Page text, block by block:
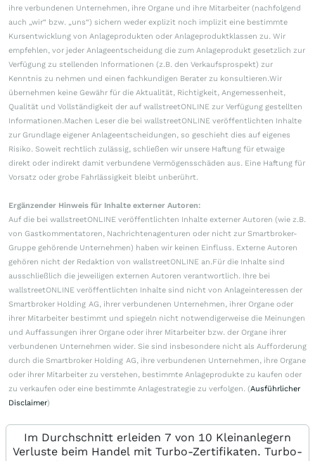
ihre verbundenen Unternehmen, ihre Organe und ihre Mitarbeiter (nachfolgend
auch „wir“ bzw. „uns“) sichern weder explizit noch implizit eine bestimmte
Kursentwicklung von Anlageprodukten oder Anlageproduktklassen zu. Wir
empfehlen, vor jeder Anlageentscheidung die zum Anlageprodukt gesetzlich zur
Verfügung zu stellenden Informationen (z.B. den Verkaufsprospekt) zur
Kenntnis zu nehmen und einen fachkundigen Berater zu konsultieren.Wir
übernehmen keine Gewähr für die Aktualität, Richtigkeit, Angemessenheit,
Qualität und Vollständigkeit der auf wallstreetONLINE zur Verfügung gestellten
Informationen.Machen Leser die bei wallstreetONLINE veröffentlichten Inhalte
zur Grundlage eigener Anlageentscheidungen, so geschieht dies auf eigenes
Risiko. Soweit rechtlich zulässig, schließen wir unsere Haftung für etwaige
direkt oder indirekt damit verbundene Vermögensschäden aus. Eine Haftung für
Vorsatz oder grobe Fahrlässigkeit bleibt unberührt.
Ergänzender Hinweis für Inhalte externer Autoren:
Auf die bei wallstreetONLINE veröffentlichten Inhalte externer Autoren (wie z.B.
von Gastkommentatoren, Nachrichtenagenturen oder nicht zur Smartbroker-
Gruppe gehörende Unternehmen) haben wir keinen Einfluss. Externe Autoren
gehören nicht der Redaktion von wallstreetONLINE an.Für die Inhalte sind
ausschließlich die jeweiligen externen Autoren verantwortlich. Ihre bei
wallstreetONLINE veröffentlichten Inhalte sind nicht von Anlageinteressen der
Smartbroker Holding AG, ihrer verbundenen Unternehmen, ihrer Organe oder
ihrer Mitarbeiter bestimmt und spiegeln nicht notwendigerweise die Meinungen
und Auffassungen ihrer Organe oder ihrer Mitarbeiter bzw. der Organe ihrer
verbundenen Unternehmen wider. Sie sind insbesondere nicht als Aufforderung
durch die Smartbroker Holding AG, ihre verbundenen Unternehmen, ihre Organe
oder ihrer Mitarbeiter zu verstehen, bestimmte Anlageprodukte zu kaufen oder
zu verkaufen oder eine bestimmte Anlagestrategie zu verfolgen. (Ausführlicher
Disclaimer)
Im Durchschnitt erleiden 7 von 10 Kleinanlegern
Verluste beim Handel mit Turbo-Zertifikaten. Turbo-